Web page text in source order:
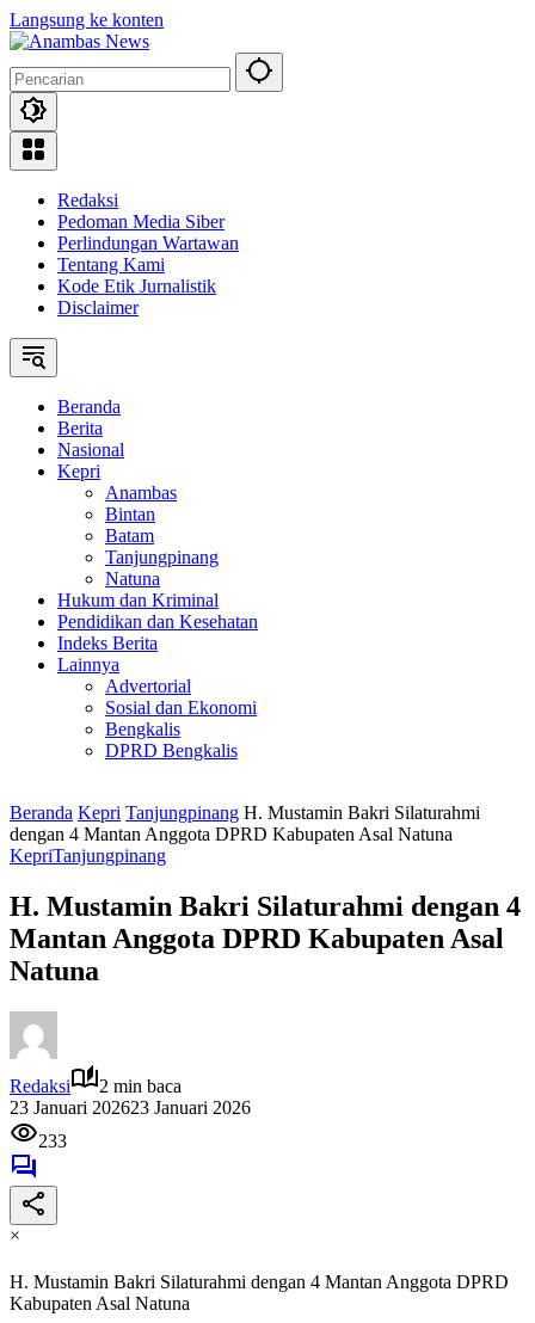
Langsung ke konten
Redaksi
Pedoman Media Siber
Perlindungan Wartawan
Tentang Kami
Kode Etik Jurnalistik
Disclaimer
Beranda
Berita
Nasional
Kepri
Anambas
Bintan
Batam
Tanjungpinang
Natuna
Hukum dan Kriminal
Pendidikan dan Kesehatan
Indeks Berita
Lainnya
Advertorial
Sosial dan Ekonomi
Bengkalis
DPRD Bengkalis
Beranda Kepri Tanjungpinang H. Mustamin Bakri Silaturahmi
dengan 4 Mantan Anggota DPRD Kabupaten Asal Natuna
KepriTanjungpinang
H. Mustamin Bakri Silaturahmi dengan 4
Mantan Anggota DPRD Kabupaten Asal
Natuna
Redaksi
2 min baca
23 Januari 202623 Januari 2026
233
×
H. Mustamin Bakri Silaturahmi dengan 4 Mantan Anggota DPRD
Kabupaten Asal Natuna